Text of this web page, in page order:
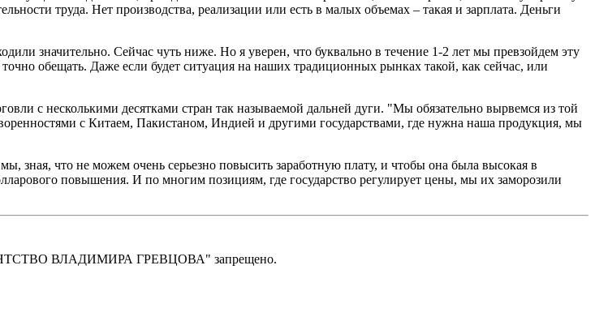
труда. Нет производства, реализации или есть в малых объемах – такая и зарплата. Деньги
значительно. Сейчас чуть ниже. Но я уверен, что буквально в течение 1-2 лет мы превзойдем эту
обещать. Даже если будет ситуация на наших традиционных рынках такой, как сейчас, или
с несколькими десятками стран так называемой дальней дуги. "Мы обязательно вырвемся из той
с Китаем, Пакистаном, Индией и другими государствами, где нужна наша продукция, мы
зная, что не можем очень серьезно повысить заработную плату, и чтобы она была высокая в
повышения. И по многим позициям, где государство регулирует цены, мы их заморозили
ВЛАДИМИРА ГРЕВЦОВА" запрещено.